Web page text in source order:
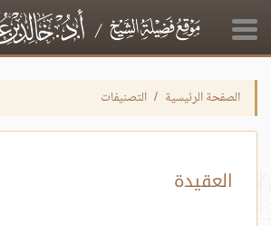
الصفحة الرئيسية التصنيفات
العقيدة